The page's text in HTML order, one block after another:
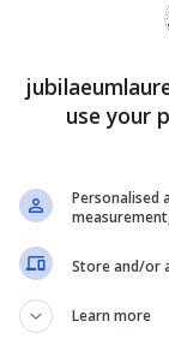
figura del
8 Dicembre 2024
use your
Personalised
Store and/or
Learn more